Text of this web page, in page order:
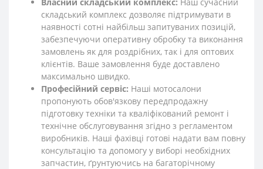
складський комплекс дозволяє підтримувати в
наявності сотні найбільш запитуваних позицій,
забезпечуючи оперативну обробку та виконання
замовлень як для роздрібних, так і для оптових
клієнтів. Ваше замовлення буде доставлено
максимально швидко.
Професійний сервіс: Наші мотосалони
пропонують обов'язкову передпродажну
підготовку техніки та кваліфікований ремонт і
технічне обслуговування згідно з регламентом
виробників. Наші фахівці готові надати вам повну
консультацію та допомогу у виборі необхідних
запчастин, ґрунтуючись на багаторічному